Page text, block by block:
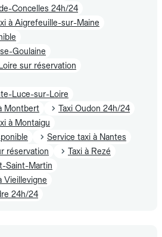
Concelles 24h/24
à Aigrefeuille-sur-Maine
Goulaine
sur réservation
Luce-sur-Loire
Montbert
Taxi Oudon 24h/24
à Montaigu
Service taxi à Nantes
réservation
Taxi à Rezé
Saint-Martin
Vieillevigne
24h/24